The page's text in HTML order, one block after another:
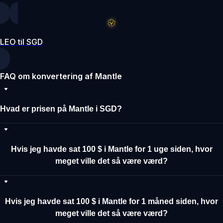
LEO til SGD
FAQ om konvertering af Mantle
Hvad er prisen på Mantle i SGD?
Hvis jeg havde sat 100 $ i Mantle for 1 uge siden, hvor
meget ville det så være værd?
Hvis jeg havde sat 100 $ i Mantle for 1 måned siden, hvor
meget ville det så være værd?